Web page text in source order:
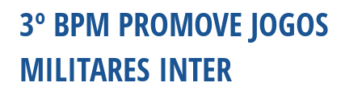
3º BPM PROMOVE JOGOS
MILITARES INTER